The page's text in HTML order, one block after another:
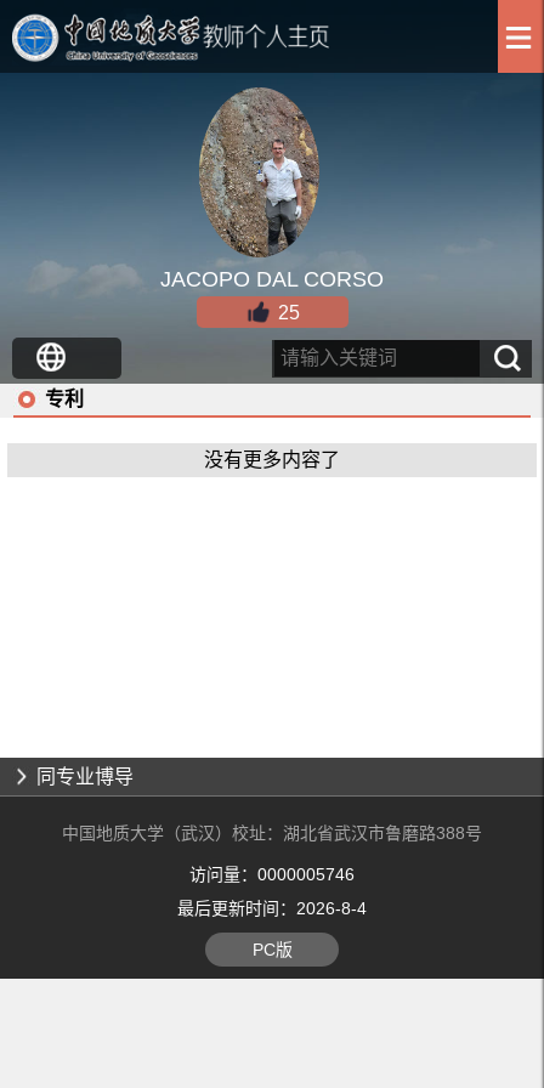
JACOPO DAL CORSO
25
专利
没有更多内容了
同专业博导
中国地质大学（武汉）校址：湖北省武汉市鲁磨路388号
访问量： 0000005746
最后更新时间： 2026-8-4
PC版